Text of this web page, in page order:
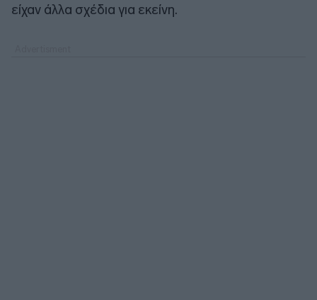
είχαν άλλα σχέδια για εκείνη.